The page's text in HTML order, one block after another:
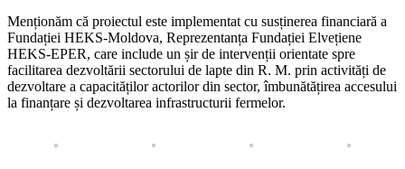
Menționăm că proiectul este implementat cu susținerea financiară a
Fundației HEKS-Moldova, Reprezentanța Fundației Elvețiene
HEKS-EPER, care include un șir de intervenții orientate spre
facilitarea dezvoltării sectorului de lapte din R. M. prin activități de
dezvoltare a capacităților actorilor din sector, îmbunătățirea accesului
la finanțare și dezvoltarea infrastructurii fermelor.